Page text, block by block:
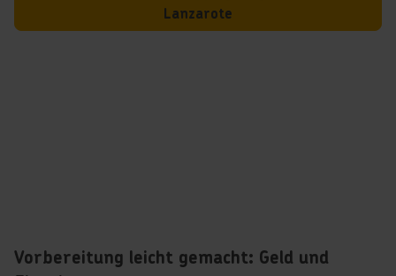
Läden, in denen handgefertigte Souvenirs wie Keramik, lokale
Einkaufszentrum – auf Lanzarote kommen Shopping-Fans
und Souvenirjäger gleichermaßen auf ihre Kosten
Lanzarote
Vorbereitung leicht gemacht: Geld und